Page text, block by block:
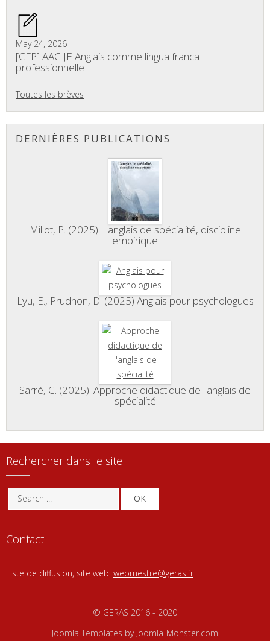
May 24, 2026
[CFP] AAC JE Anglais comme lingua franca
professionnelle
Toutes les brèves
DERNIÈRES PUBLICATIONS
Millot, P. (2025) L'anglais de spécialité, discipline
empirique
Lyu, E., Prudhon, D. (2025) Anglais pour psychologues
Sarré, C. (2025). Approche didactique de l'anglais de
spécialité
Rechercher dans le site
OK
Contact
Liste de diffusion, site web: webmestre@geras.fr
© GERAS 2016 - 2020
Joomla Templates by Joomla-Monster.com